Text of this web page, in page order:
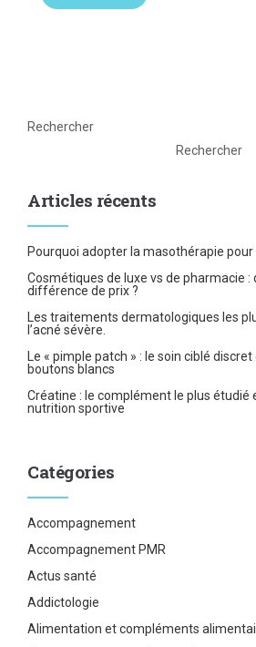
Rechercher
Rechercher
Articles récents
Pourquoi adopter la masothérapie pour
Cosmétiques de luxe vs de pharmacie :
différence de prix ?
Les traitements dermatologiques les
l’acné sévère.
Le « pimple patch » : le soin ciblé
boutons blancs
Créatine : le complément le plus étudié
nutrition sportive
Catégories
Accompagnement
Accompagnement PMR
Actus santé
Addictologie
Alimentation et compléments